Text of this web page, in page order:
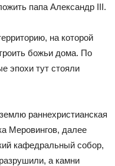
папа Александр III.
на которой
божьи дома. По
эпохи тут стояли
раннехристианская
Меровингов, далее
кафедральный собор,
а камни